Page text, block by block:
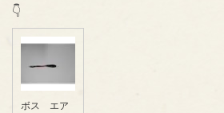
👇
ボス エア